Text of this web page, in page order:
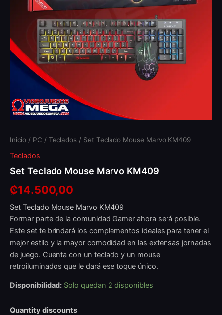
Inicio / PC / Teclados / Set Teclado Mouse Marvo KM409
Teclados
Set Teclado Mouse Marvo KM409
₡14.500,00
Set Teclado Mouse Marvo KM409
Formar parte de la comunidad Gamer ahora será posible.
Este set te brindará los complementos ideales para tener el
mejor estilo y la mayor comodidad en las extensas jornadas
de juego. Cuenta con un teclado y un mouse
retroiluminados que le dará ese toque único.
Disponibilidad: Solo quedan 2 disponibles
Quantity discounts